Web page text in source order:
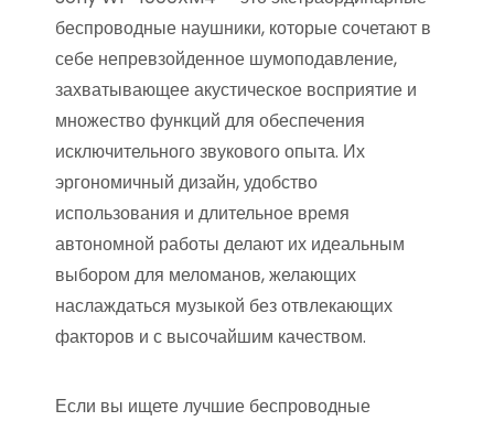
беспроводные наушники, которые сочетают в
себе непревзойденное шумоподавление,
захватывающее акустическое восприятие и
множество функций для обеспечения
исключительного звукового опыта. Их
эргономичный дизайн, удобство
использования и длительное время
автономной работы делают их идеальным
выбором для меломанов, желающих
наслаждаться музыкой без отвлекающих
факторов и с высочайшим качеством.
Если вы ищете лучшие беспроводные